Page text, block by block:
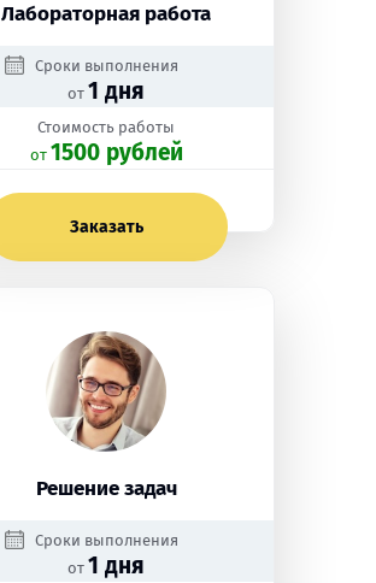
Лабораторная работа
Сроки выполнения
от 1 дня
Стоимость работы
oт 1500 рублей
Заказать
Решение задач
Сроки выполнения
от 1 дня